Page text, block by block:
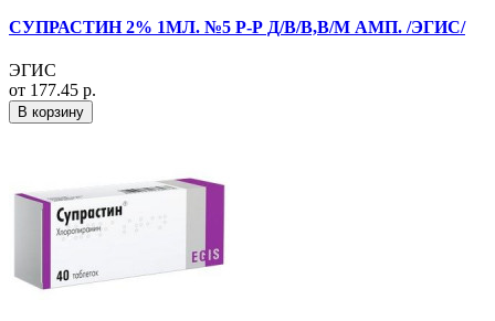
СУПРАСТИН 2% 1МЛ. №5 Р-Р Д/В/В,В/М АМП. /ЭГИС/
ЭГИС
от 177.45 р.
В корзину